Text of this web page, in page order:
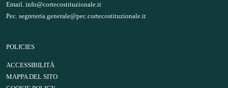
Email. info@cortecostituzionale.it
Pec. segreteria.generale@pec.cortecostituzionale.it
POLICIES
ACCESSIBILITÀ
MAPPA DEL SITO